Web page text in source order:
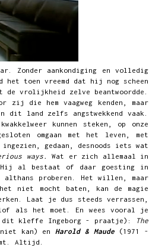
Zonder aankondiging en volledig
toen vreemd dat hij nog scheen
vrolijkheid zelve beantwoordde.
die hem vaagweg kenden, maar
dit land zelfs angstwekkend vaak.
kunnen steken, op onze
omgaan met het leven, met
gedaan, desnoods iets wat
ways.
Wat er zich allemaal in
Hij al bestaat of daar goesting in
proberen. Het willen, maar
niet mocht baten, kan de magie
Laat je dus steeds verrassen,
als het moet. En wees vooral je
dit kleffe Ingeborg - praatje):
The
niet kan) enHarold & Maude(1971 -
Altijd.